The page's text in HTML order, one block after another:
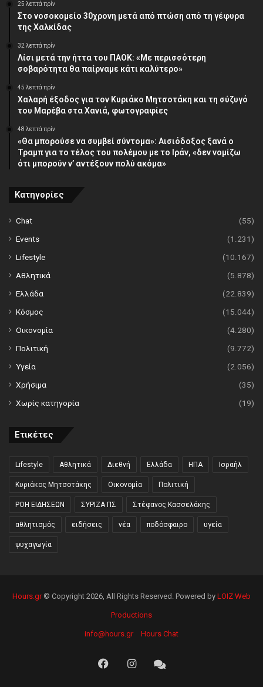
25 λεπτά πρίν
Στο νοσοκομείο 30χρονη μετά από πτώση από τη γέφυρα
της Χαλκίδας
32 λεπτά πρίν
Λίσι μετά την ήττα του ΠΑΟΚ: «Με περισσότερη
σοβαρότητα θα παίρναμε κάτι καλύτερο»
45 λεπτά πρίν
Χαλαρή έξοδος για τον Κυριάκο Μητσοτάκη και τη σύζυγό
του Μαρέβα στα Χανιά, φωτογραφίες
48 λεπτά πρίν
«Θα μπορούσε να συμβεί σύντομα»: Αισιόδοξος ξανά ο
Τραμπ για το τέλος του πολέμου με το Ιράν, «δεν νομίζω
ότι μπορούν ν’ αντέξουν πολύ ακόμα»
Κατηγορίες
Chat
(55)
Events
(1.231)
Lifestyle
(10.167)
Αθλητικά
(5.878)
Ελλάδα
(22.839)
Κόσμος
(15.044)
Οικονομία
(4.280)
Πολιτική
(9.772)
Υγεία
(2.056)
Χρήσιμα
(35)
Χωρίς κατηγορία
(19)
Ετικέτες
Lifestyle Αθλητικά Διεθνή Ελλάδα ΗΠΑ Ισραήλ
Κυριάκος Μητσοτάκης Οικονομία Πολιτική
ΡΟΗ ΕΙΔΗΣΕΩΝ ΣΥΡΙΖΑ ΠΣ Στέφανος Κασσελάκης
αθλητισμός ειδήσεις νέα ποδόσφαιρο υγεία
ψυχαγωγία
Hours.gr© Copyright 2026, All Rights Reserved. Powered by LOIZ Web
Productions
info@hours.gr Hours Chat
FacebookInstagramHours